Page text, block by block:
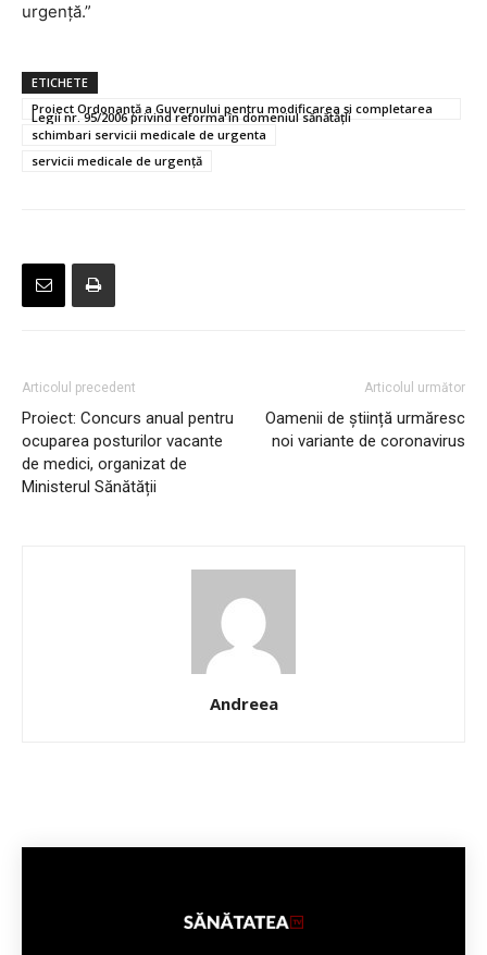
urgenţă.”
ETICHETE
Proiect Ordonanță a Guvernului pentru modificarea și completarea
Legii nr. 95/2006 privind reforma în domeniul sănătății
schimbari servicii medicale de urgenta
servicii medicale de urgență
Articolul precedent
Proiect: Concurs anual pentru
ocuparea posturilor vacante
de medici, organizat de
Ministerul Sănătății
Articolul următor
Oamenii de știință urmăresc
noi variante de coronavirus
Andreea